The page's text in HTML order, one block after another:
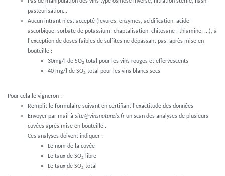
pasteurisation...
Aucun intrant n'est accepté (levures, enzymes, acidification, acide
ascorbique, sorbate de potassium, chaptalisation, chitosane , thiamine, ...), à
l'exception de doses faibles de sulfites ne dépassant pas, après mise en
bouteille :
30mg/l de SO2 total pour les vins rouges et effervescents
40 mg/l de SO2 total pour les vins blancs secs
Pour cela le vigneron :
Remplit le formulaire suivant en certifiant l'exactitude des données
Envoyer par mail à site@vinsnaturels.fr un scan des analyses de plusieurs
cuvées après mise en bouteille .
Ces analyses doivent indiquer :
Le nom de la cuvée
Le taux de SO2
libre
Le taux de SO2 total